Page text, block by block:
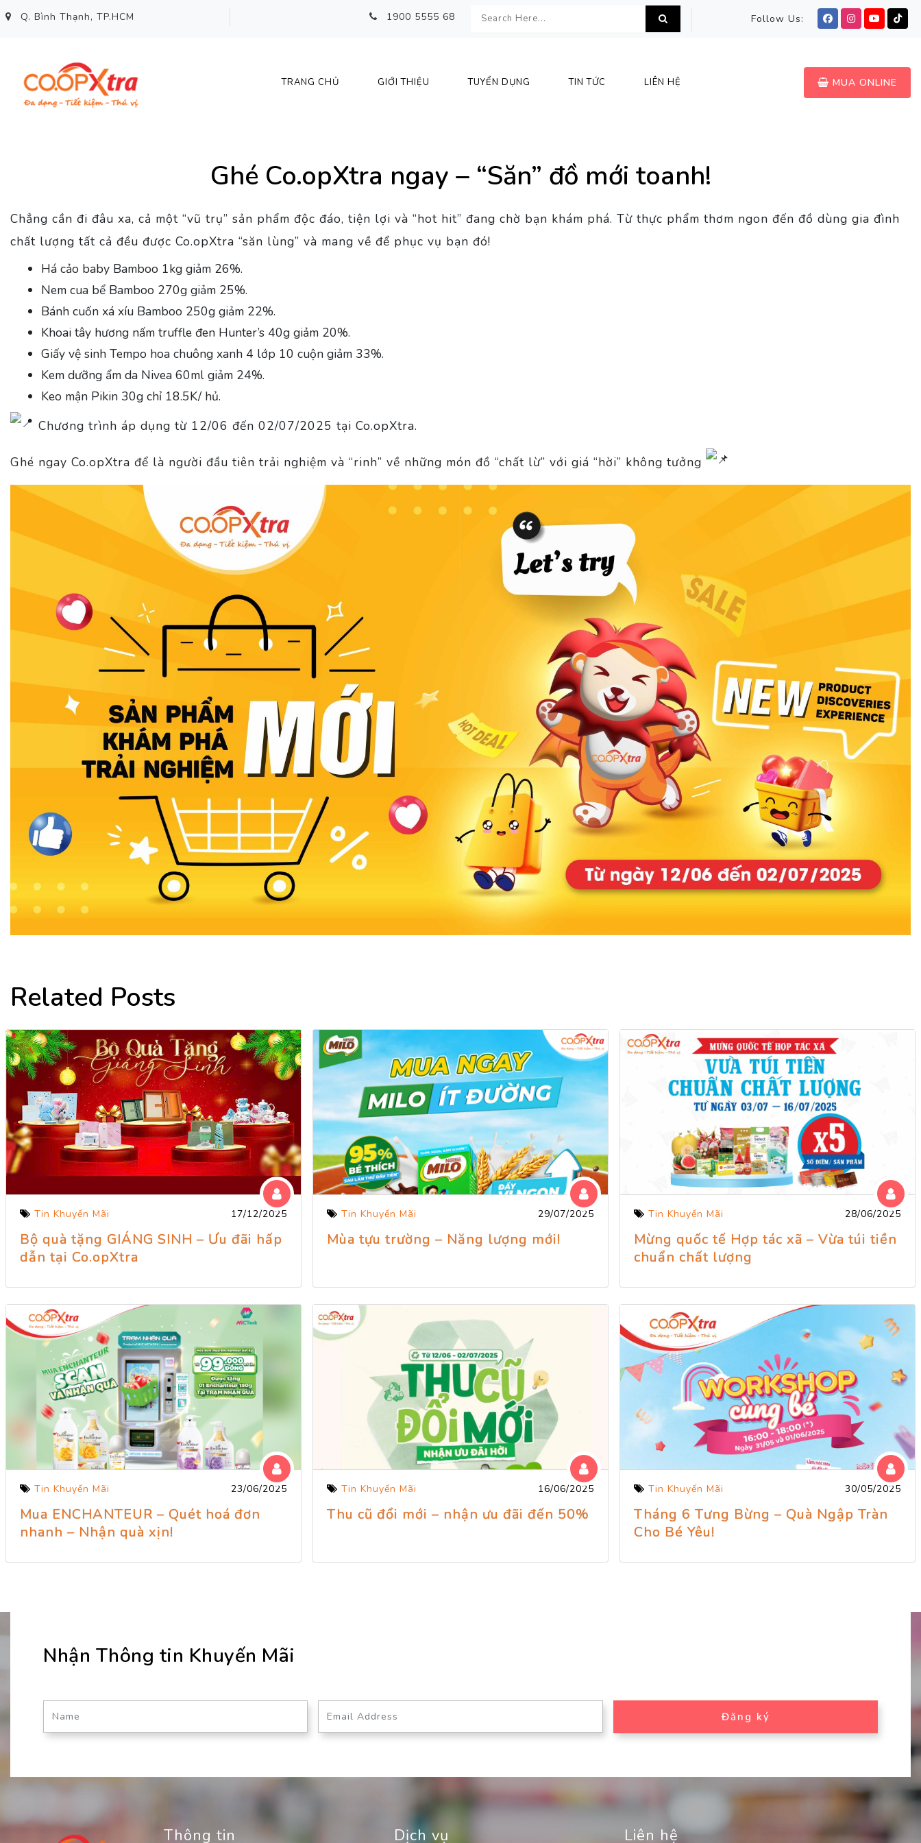
Q. Bình Thạnh, TP.HCM 1900 5555 68 Follow Us:
TRANG CHỦ GIỚI THIỆU TUYỂN DỤNG TIN TỨC LIÊN HỆ MUA ONLINE
Ghé Co.opXtra ngay – “Săn” đồ mới toanh!
Chẳng cần đi đâu xa, cả một “vũ trụ” sản phẩm độc đáo, tiện lợi và “hot hit” đang chờ bạn khám phá. Từ thực phẩm thơm ngon đến đồ dùng gia đình
chất lượng tất cả đều được Co.opXtra “săn lùng” và mang về để phục vụ bạn đó!
Há cảo baby Bamboo 1kg giảm 26%.
Nem cua bể Bamboo 270g giảm 25%.
Bánh cuốn xá xíu Bamboo 250g giảm 22%.
Khoai tây hương nấm truffle đen Hunter’s 40g giảm 20%.
Giấy vệ sinh Tempo hoa chuông xanh 4 lớp 10 cuộn giảm 33%.
Kem dưỡng ẩm da Nivea 60ml giảm 24%.
Keo mận Pikin 30g chỉ 18.5K/ hủ.
Chương trình áp dụng từ 12/06 đến 02/07/2025 tại Co.opXtra.
Ghé ngay Co.opXtra để là người đầu tiên trải nghiệm và “rinh” về những món đồ “chất lừ” với giá “hời” không tưởng
Related Posts
Tin Khuyến Mãi 17/12/2025
Bộ quà tặng GIÁNG SINH – Ưu đãi hấp
dẫn tại Co.opXtra
Tin Khuyến Mãi 29/07/2025
Mùa tựu trường – Năng lượng mới!
Tin Khuyến Mãi 28/06/2025
Mừng quốc tế Hợp tác xã – Vừa túi tiền
chuẩn chất lượng
Tin Khuyến Mãi 23/06/2025
Mua ENCHANTEUR – Quét hoá đơn
nhanh – Nhận quà xịn!
Tin Khuyến Mãi 16/06/2025
Thu cũ đổi mới – nhận ưu đãi đến 50%
Tin Khuyến Mãi 30/05/2025
Tháng 6 Tưng Bừng – Quà Ngập Tràn
Cho Bé Yêu!
Nhận Thông tin Khuyến Mãi
Đăng ký
Thông tin Dịch vụ Liên hệ